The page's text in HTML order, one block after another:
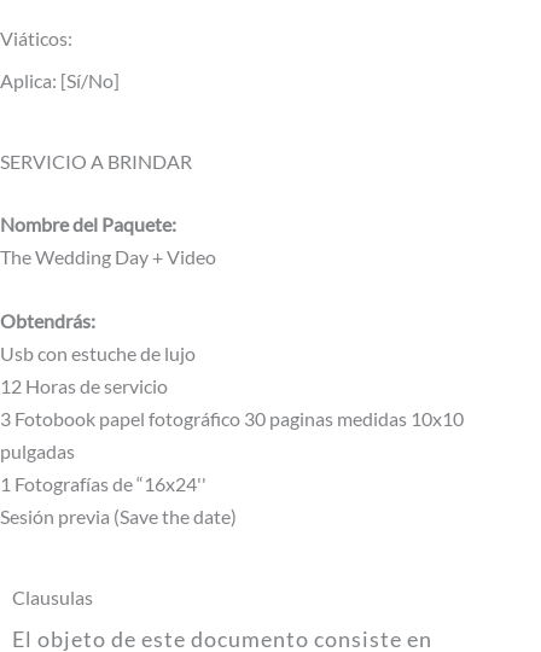
Viáticos:
Aplica: [Sí/No]
SERVICIO A BRINDAR
Nombre del Paquete:
The Wedding Day + Video
Obtendrás:
Usb con estuche de lujo
12 Horas de servicio
3 Fotobook papel fotográfico 30 paginas medidas 10x10
pulgadas
1 Fotografías de “16x24''
Sesión previa (Save the date)
Clausulas
El objeto de este documento consiste en